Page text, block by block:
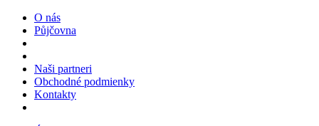
O nás
Půjčovna
Naši partneri
Obchodné podmienky
Kontakty